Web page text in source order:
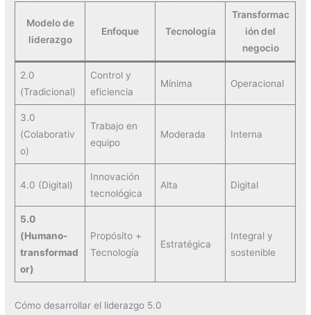
Modelo de
liderazgo
Enfoque Tecnología
Transformac
ión del
negocio
2.0
(Tradicional)
Control y
eficiencia
Mínima Operacional
3.0
(Colaborativ
o)
Trabajo en
equipo
Moderada Interna
4.0 (Digital)
Innovación
tecnológica
Alta Digital
5.0
(Humano-
transformad
or)
Propósito +
Tecnología
Estratégica
Integral y
sostenible
Cómo desarrollar el liderazgo 5.0